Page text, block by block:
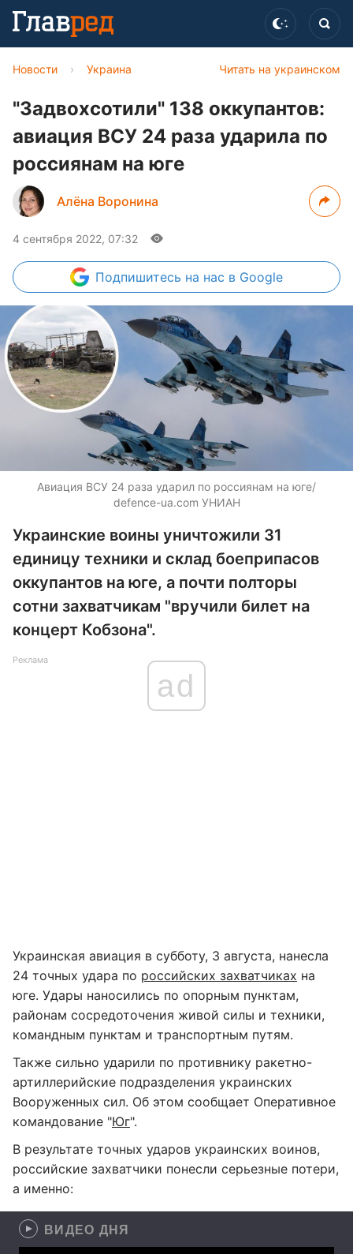
Читать на украинском
Новости › Украина
"Задвохсотили" 138 оккупантов:
авиация ВСУ 24 раза ударила по
россиянам на юге
Алёна Воронина
4 сентября 2022, 07:32
Подпишитесь на нас в Google
Авиация ВСУ 24 раза ударил по россиянам на юге/
defence-ua.com УНИАН
Украинские воины уничтожили 31
единицу техники и склад боеприпасов
оккупантов на юге, а почти полторы
сотни захватчикам "вручили билет на
концерт Кобзона".
Реклама
ad
Украинская авиация в субботу, 3 августа, нанесла
24 точных удара по российских захватчиках на
юге. Удары наносились по опорным пунктам,
районам сосредоточения живой силы и техники,
командным пунктам и транспортным путям.
Также сильно ударили по противнику ракетно-
артиллерийские подразделения украинских
Вооруженных сил. Об этом сообщает Оперативное
командование "Юг".
В результате точных ударов украинских воинов,
российские захватчики понесли серьезные потери,
а именно:
ВИДЕО ДНЯ